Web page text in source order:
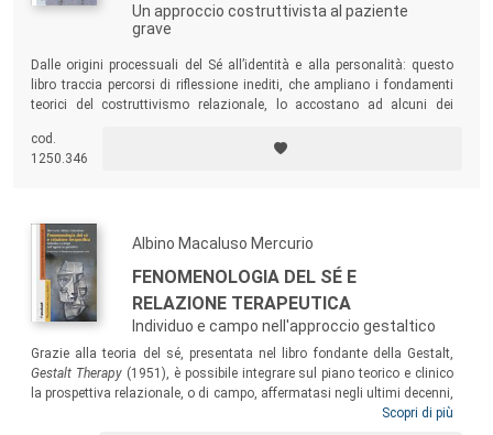
Un approccio costruttivista al paziente
grave
Dalle origini processuali del Sé all’identità e alla personalità: questo
libro traccia percorsi di riflessione inediti, che ampliano i fondamenti
teorici del costruttivismo relazionale, lo accostano ad alcuni dei
e ne propongono una estensione applicativa nella vasta area clinica
dissociativa e dei disturbi di personalità.
cod.
1250.346
Albino Macaluso Mercurio
FENOMENOLOGIA DEL SÉ E
RELAZIONE TERAPEUTICA
Individuo e campo nell'approccio gestaltico
Grazie alla teoria del sé, presentata nel libro fondante della Gestalt,
Gestalt Therapy (1951), è possibile integrare sul piano teorico e clinico
la prospettiva relazionale, o di campo, affermatasi negli ultimi decenni,
con la classica prospettiva centrata sull’individuo. Attraverso i vari
Scopri di più